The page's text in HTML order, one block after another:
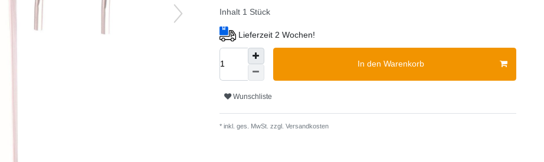
Inhalt 1 Stück
Lieferzeit 2 Wochen!
In den Warenkorb
Wunschliste
* inkl. ges. MwSt. zzgl. Versandkosten